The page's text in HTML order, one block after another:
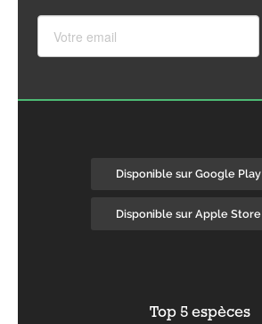
Disponible sur Google Play
Disponible sur Apple Store
Top 5 espèces